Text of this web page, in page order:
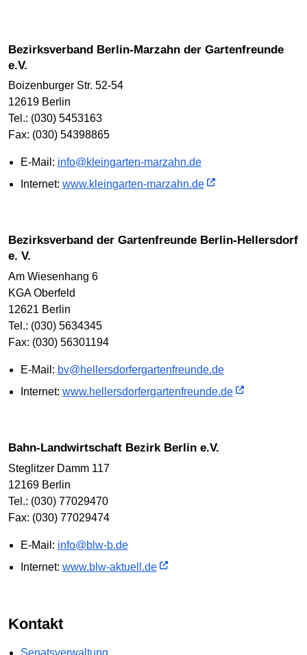
Bezirksverband Berlin-Marzahn der Gartenfreunde
e.V.
Boizenburger Str. 52-54
12619 Berlin
Tel.: (030) 5453163
Fax: (030) 54398865
E-Mail: info@kleingarten-marzahn.de
Internet: www.kleingarten-marzahn.de
Bezirksverband der Gartenfreunde Berlin-Hellersdorf
e. V.
Am Wiesenhang 6
KGA Oberfeld
12621 Berlin
Tel.: (030) 5634345
Fax: (030) 56301194
E-Mail: bv@hellersdorfergartenfreunde.de
Internet: www.hellersdorfergartenfreunde.de
Bahn-Landwirtschaft Bezirk Berlin e.V.
Steglitzer Damm 117
12169 Berlin
Tel.: (030) 77029470
Fax: (030) 77029474
E-Mail: info@blw-b.de
Internet: www.blw-aktuell.de
Kontakt
Senatsverwaltung